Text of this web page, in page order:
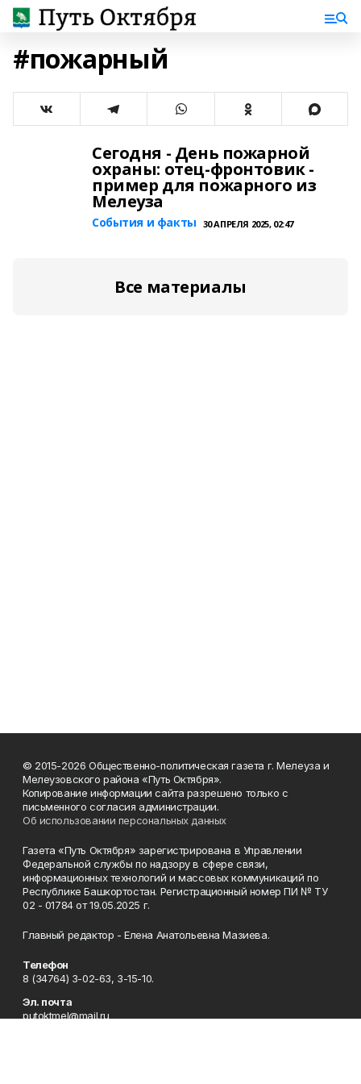
#пожарный
Сегодня - День пожарной
охраны: отец-фронтовик -
пример для пожарного из
Мелеуза
События и факты 30 АПРЕЛЯ 2025, 02:47
Все материалы
© 2015-2026 Общественно-политическая газета г. Мелеуза и
Мелеузовского района «Путь Октября».
Копирование информации сайта разрешено только с
письменного согласия администрации.
Об использовании персональных данных
Газета «Путь Октября» зарегистрирована в Управлении
Федеральной службы по надзору в сфере связи,
информационных технологий и массовых коммуникаций по
Республике Башкортостан. Регистрационный номер ПИ № ТУ
02 - 01784 от 19.05.2025 г.
Главный редактор - Елена Анатольевна Мазиева.
Телефон
8 (34764) 3-02-63, 3-15-10.
Эл. почта
putoktmel@mail.ru